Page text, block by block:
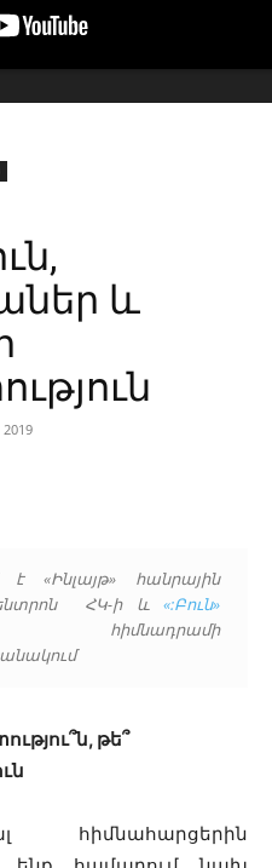
և
է «Ինլայթ» հանրային
ՀԿ-ի և «:Բուն»
հիմնադրամի
թե՞
հիմնահարցերին